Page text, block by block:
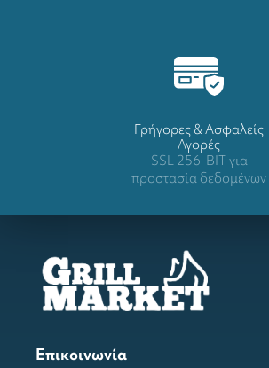
Γρήγορες & Ασφαλείς
Αγορές
SSL 256-BIT για
προστασία δεδομένων
Επικοινωνία